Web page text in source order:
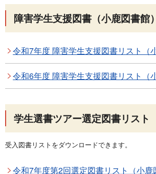
障害学生支援図書（小鹿図書館）
令和7年度 障害学生支援図書リスト（
令和6年度 障害学生支援図書リスト（
学生選書ツアー選定図書リスト
受入図書リストをダウンロードできます。
令和7年度第2回選定図書リスト（小鹿